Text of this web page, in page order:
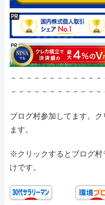
－－－－－－－－－－－
－－－－－－－－－－－－
ブログ村参加してます。
ます。
※クリックするとブログ村
けです。